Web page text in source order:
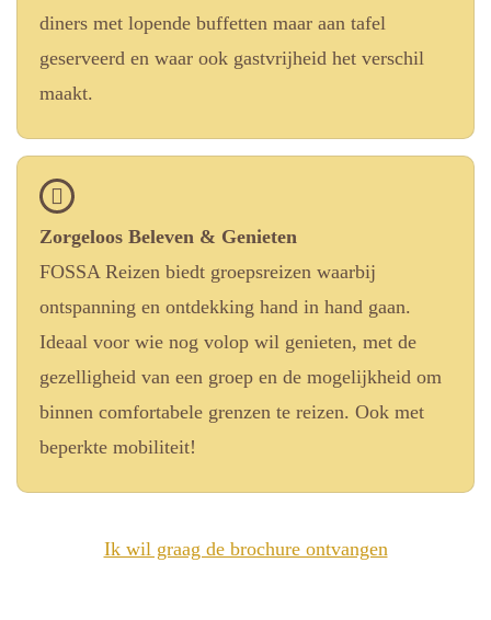
diners met lopende buffetten maar aan tafel
geserveerd en waar ook gastvrijheid het verschil
maakt.
Zorgeloos Beleven & Genieten
FOSSA Reizen biedt groepsreizen waarbij
ontspanning en ontdekking hand in hand gaan.
Ideaal voor wie nog volop wil genieten, met de
gezelligheid van een groep en de mogelijkheid om
binnen comfortabele grenzen te reizen. Ook met
beperkte mobiliteit!
Ik wil graag de brochure ontvangen